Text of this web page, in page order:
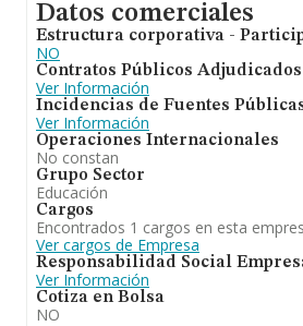
Datos comerciales
Estructura corporativa -
NO
Contratos Públicos Adjudicados
Ver Información
Incidencias de Fuentes
Ver Información
Operaciones Internacionales
No constan
Grupo Sector
Educación
Cargos
Encontrados 1 cargos en esta
Ver cargos de Empresa
Responsabilidad Social
Ver Información
Cotiza en Bolsa
NO